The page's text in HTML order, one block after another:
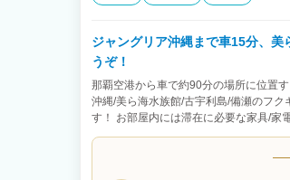
ジャングリア沖縄まで車15分、
うぞ！
那覇空港から車で約90分の場所に位置
沖縄/美ら海水族館/古宇利島/備瀬のフ
す！ お部屋内には滞在に必要な家具/家
6.5帖/洋室6帖/サービスルーム3.3帖/ト
②ダブルベッド×2台/③ダブルベッド×1